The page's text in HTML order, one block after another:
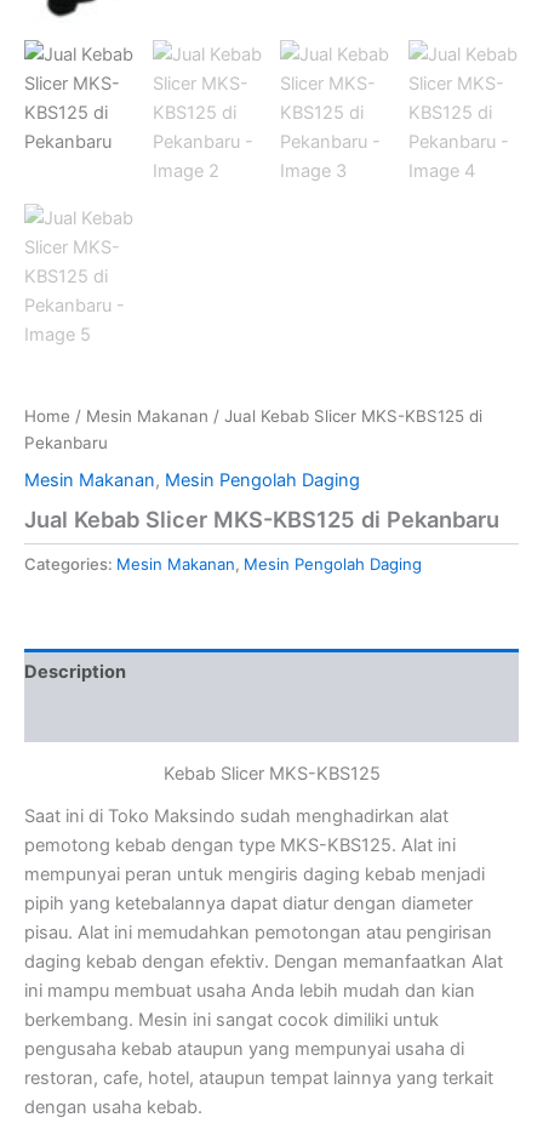
Home / Mesin Makanan / Jual Kebab Slicer MKS-KBS125 di
Pekanbaru
Mesin Makanan, Mesin Pengolah Daging
Jual Kebab Slicer MKS-KBS125 di Pekanbaru
Categories: Mesin Makanan, Mesin Pengolah Daging
Description
Kebab Slicer MKS-KBS125
Saat ini di Toko Maksindo sudah menghadirkan alat
pemotong kebab dengan type MKS-KBS125. Alat ini
mempunyai peran untuk mengiris daging kebab menjadi
pipih yang ketebalannya dapat diatur dengan diameter
pisau. Alat ini memudahkan pemotongan atau pengirisan
daging kebab dengan efektiv. Dengan memanfaatkan Alat
ini mampu membuat usaha Anda lebih mudah dan kian
berkembang. Mesin ini sangat cocok dimiliki untuk
pengusaha kebab ataupun yang mempunyai usaha di
restoran, cafe, hotel, ataupun tempat lainnya yang terkait
dengan usaha kebab.